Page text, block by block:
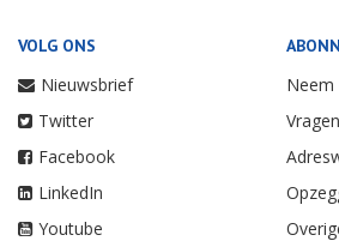
VOLG ONS
Nieuwsbrief
Twitter
Facebook
LinkedIn
Youtube
Neem